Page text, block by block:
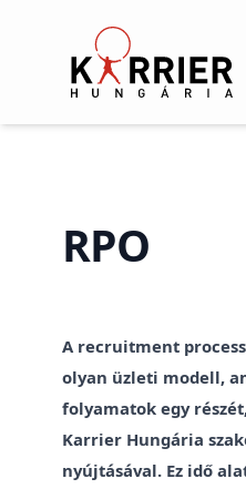
Karrier Hungária
RPO
A recruitment
olyan üzleti modell,
folyamatok egy
Karrier Hungária
nyújtásával. Ez idő